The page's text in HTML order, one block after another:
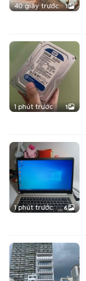
40 giây trước 1
1 phút trước 1
1 phút trước 6